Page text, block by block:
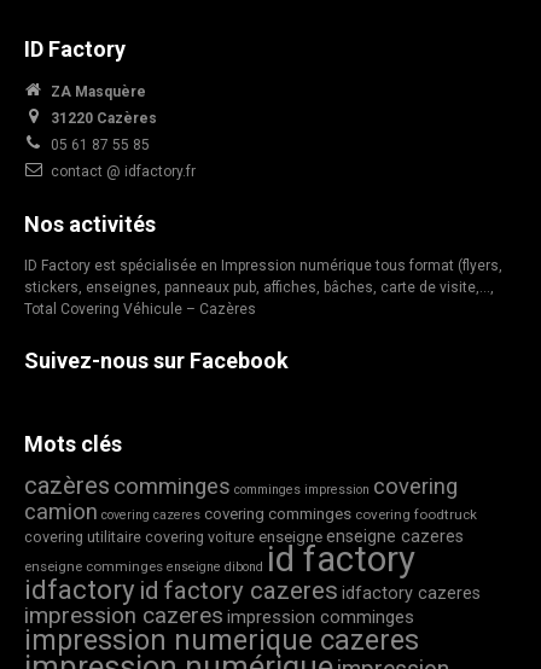
ID Factory
ZA Masquère
31220 Cazères
05 61 87 55 85
contact @ idfactory.fr
Nos activités
ID Factory est spécialisée en Impression numérique tous format (flyers,
stickers, enseignes, panneaux pub, affiches, bâches, carte de visite,…,
Total Covering Véhicule – Cazères
Suivez-nous sur Facebook
Mots clés
cazères comminges comminges impression covering
camion covering cazeres covering comminges covering foodtruck
covering utilitaire covering voiture enseigne enseigne cazeres
enseigne comminges enseigne dibond id factory
idfactory id factory cazeres idfactory cazeres
impression cazeres impression comminges
impression numerique cazeres